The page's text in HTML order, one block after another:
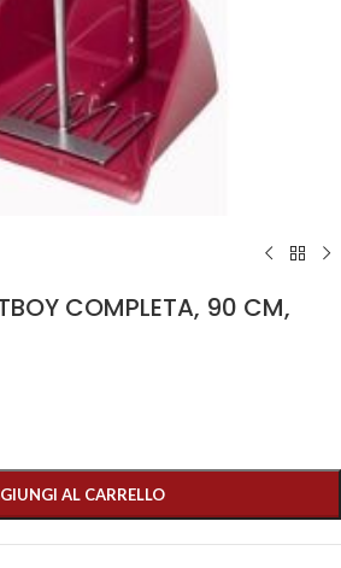
COMPLETA, 90 CM,
AL CARRELLO